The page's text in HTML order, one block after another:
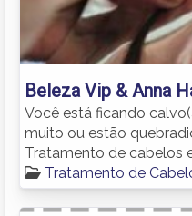
Beleza Vip & Anna
Você está ficando
muito ou estão
Tratamento de cabelos
Tratamento de